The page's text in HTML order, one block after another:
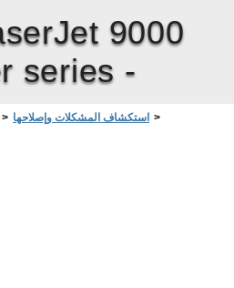
9000
series -
> استكشاف المشكلات وإصلاحها >